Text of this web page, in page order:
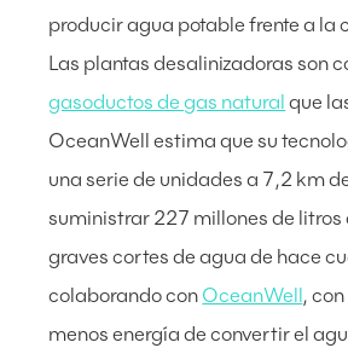
producir agua potable frente a la
Las plantas desalinizadoras son
gasoductos de gas natural que
OceanWell estima que su
una serie de unidades a 7,2 km
suministrar 227 millones de litros
graves cortes de agua de hace
colaborando con OceanWell,
menos energía de convertir el